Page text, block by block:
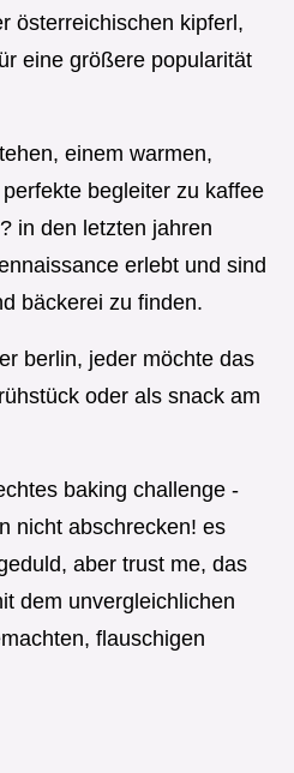
österreichischen kipferl,
eine größere popularität
einem warmen,
begleiter zu kaffee
in den letzten jahren
erlebt und sind
bäckerei zu finden.
berlin, jeder möchte das
oder als snack am
baking challenge -
nicht abschrecken! es
aber trust me, das
dem unvergleichlichen
flauschigen